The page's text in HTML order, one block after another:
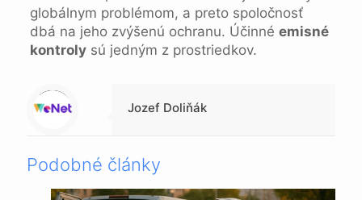
globálnym problémom, a preto spoločnosť
dbá na jeho zvýšenú ochranu. Účinné emisné
kontrolysú jedným z prostriedkov.
Warning
: Trying to access array offset on null in
/data/1/4/149a9a91-3acc-4306-8eec-62104a76cbc2/skica.online/web/wp-content/themes/betheme-child/includes/content-single.php
on line
286
Jozef Doliňák
Podobné články